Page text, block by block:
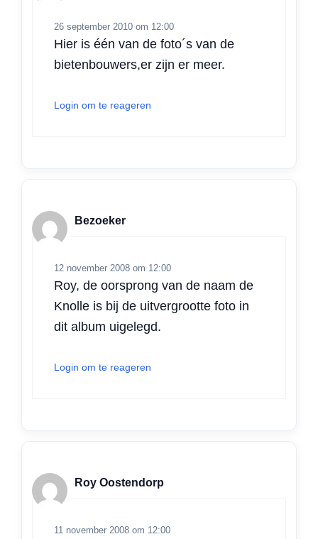
26 september 2010 om 12:00
Hier is één van de foto´s van de
bietenbouwers,er zijn er meer.
Login om te reageren
Bezoeker
12 november 2008 om 12:00
Roy, de oorsprong van de naam de
Knolle is bij de uitvergrootte foto in
dit album uigelegd.
Login om te reageren
Roy Oostendorp
11 november 2008 om 12:00